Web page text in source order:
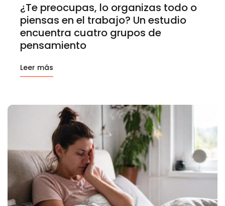
¿Te preocupas, lo organizas todo o
piensas en el trabajo? Un estudio
encuentra cuatro grupos de
pensamiento
Leer más